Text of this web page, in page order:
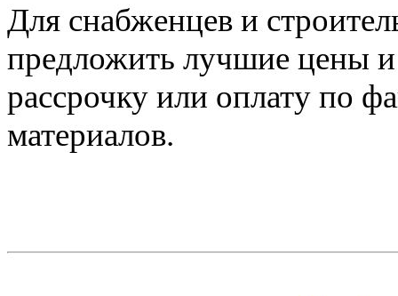
Для снабженцев и
предложить лучшие цены и
рассрочку или оплату по
материалов.